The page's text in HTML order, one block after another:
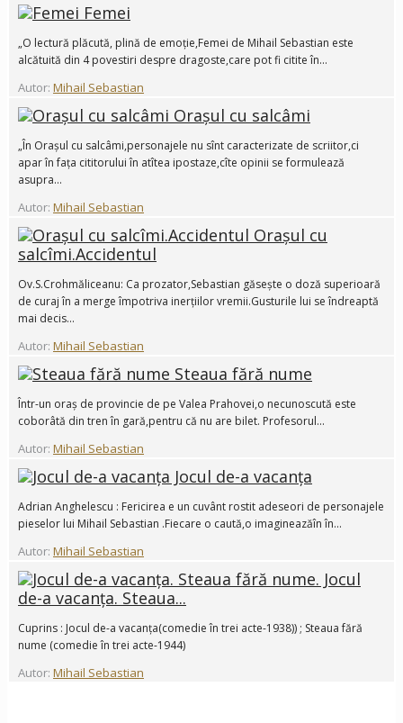
Femei
„O lectură plăcută, plină de emoție,Femei de Mihail Sebastian este
alcătuită din 4 povestiri despre dragoste,care pot fi citite în...
Autor: Mihail Sebastian
Orașul cu salcâmi
„În Orașul cu salcâmi,personajele nu sînt caracterizate de scriitor,ci
apar în fața cititorului în atîtea ipostaze,cîte opinii se formulează
asupra...
Autor: Mihail Sebastian
Orașul cu
salcîmi.Accidentul
Ov.S.Crohmăliceanu: Ca prozator,Sebastian găsește o doză superioară
de curaj în a merge împotriva inerțiilor vremii.Gusturile lui se îndreaptă
mai decis...
Autor: Mihail Sebastian
Steaua fără nume
Într-un oraș de provincie de pe Valea Prahovei,o necunoscută este
coborâtă din tren în gară,pentru că nu are bilet. Profesorul...
Autor: Mihail Sebastian
Jocul de-a vacanța
Adrian Anghelescu : Fericirea e un cuvânt rostit adeseori de personajele
pieselor lui Mihail Sebastian .Fiecare o caută,o imagineazăîn în...
Autor: Mihail Sebastian
Jocul
de-a vacanța. Steaua...
Cuprins : Jocul de-a vacanța(comedie în trei acte-1938)) ; Steaua fără
nume (comedie în trei acte-1944)
Autor: Mihail Sebastian